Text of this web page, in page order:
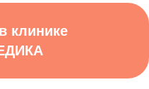
клинике